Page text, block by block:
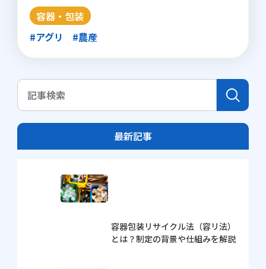
容器・包装
#アグリ
#農産
最新記事
容器包装リサイクル法（容リ法）
とは？制定の背景や仕組みを解説